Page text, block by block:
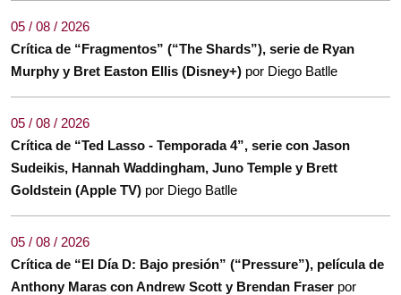
05 / 08 / 2026
Crítica de “Fragmentos” (“The Shards”), serie de Ryan
Murphy y Bret Easton Ellis (Disney+) por Diego Batlle
05 / 08 / 2026
Crítica de “Ted Lasso - Temporada 4”, serie con Jason
Sudeikis, Hannah Waddingham, Juno Temple y Brett
Goldstein (Apple TV) por Diego Batlle
05 / 08 / 2026
Crítica de “El Día D: Bajo presión” (“Pressure”), película de
Anthony Maras con Andrew Scott y Brendan Fraser por